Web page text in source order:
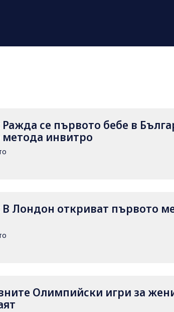
Ражда се първото бебе в
метода инвитро
В Лондон откриват първото
Олимпийски игри за